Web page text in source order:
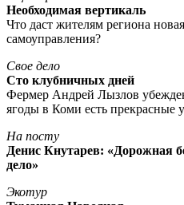
Необходимая вертикаль
Что даст жителям региона
самоуправления?
Свое дело
Сто клубничных дней
Фермер Андрей Лызлов
ягоды в Коми есть прекрасные
На посту
Денис Кнутарев: «Дорожная
дело»
Экотур